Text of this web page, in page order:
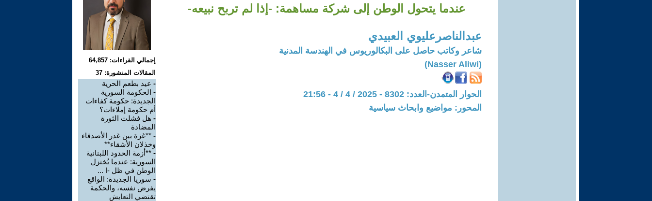
عندما يتحول الوطن إلى شركة مساهمة: -إذا لم تربح نبيعه-
عبدالناصرعليوي العبيدي
شاعر وكاتب حاصل على البكالوريوس في الهندسة المدنية
(Nasser Aliwi)
الحوار المتمدن-العدد: 8302 - 2025 / 4 / 4 - 21:56
المحور: مواضيع وابحاث سياسية
إجمالي القراءات: 64,857
المقالات المنشورة: 37
- عيد بطعم الحرية
- الحكومة السورية
الجديدة: حكومة كفاءات
أم حكومة إملاءات؟
- هل فشلت الثورة
المضادة
- **غزة بين غدر الأصدقاء
وخذلان الأشقاء**
- **أزمة الحدود اللبنانية
السورية: عندما يُختزل
الوطن في ظل -ا ...
- سوريا الجديدة: الواقع
يفرض نفسه، والحكمة
تقتضي التعايش